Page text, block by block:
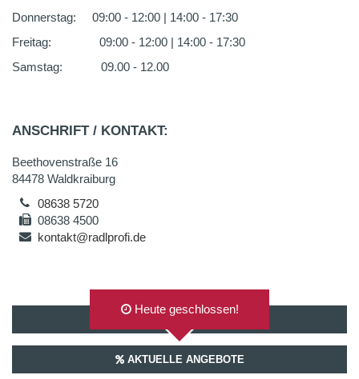
Donnerstag: 09:00 - 12:00 | 14:00 - 17:30
Freitag: 09:00 - 12:00 | 14:00 - 17:30
Samstag: 09.00 - 12.00
ANSCHRIFT / KONTAKT:
Beethovenstraße 16
84478 Waldkraiburg
08638 5720
08638 4500
kontakt@radlprofi.de
AUF GOOGLEMAPS ANZEIGEN
Heute geschlossen!
AKTUELLE ANGEBOTE